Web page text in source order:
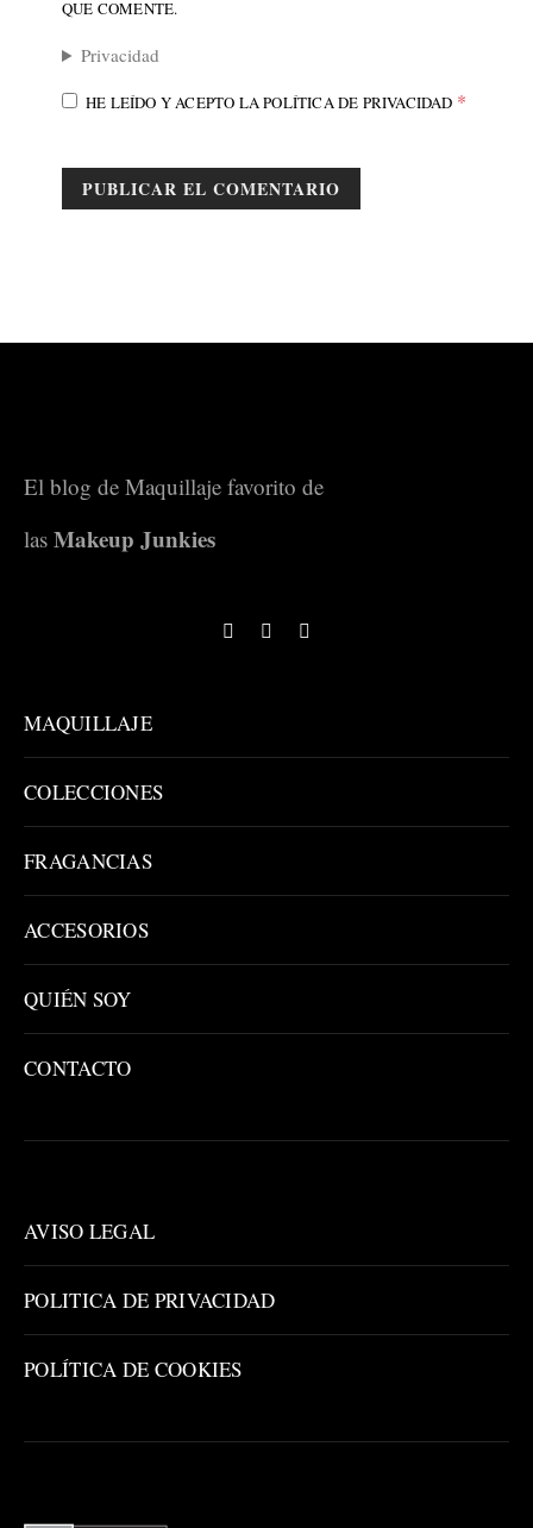
QUE COMENTE.
Privacidad
HE LEÍDO Y ACEPTO LAPOLÍTICA DE PRIVACIDAD *
El blog de Maquillaje favorito de
las Makeup Junkies
MAQUILLAJE
COLECCIONES
FRAGANCIAS
ACCESORIOS
QUIÉN SOY
CONTACTO
AVISO LEGAL
POLITICA DE PRIVACIDAD
POLÍTICA DE COOKIES